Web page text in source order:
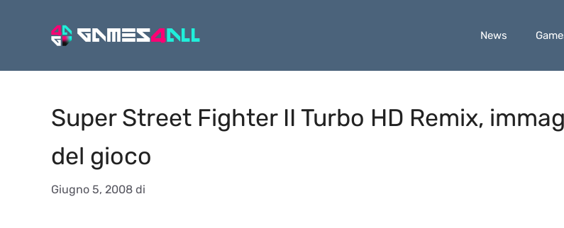
News
Super Street Fighter II Turbo HD Remix,
del gioco
Giugno 5, 2008 di